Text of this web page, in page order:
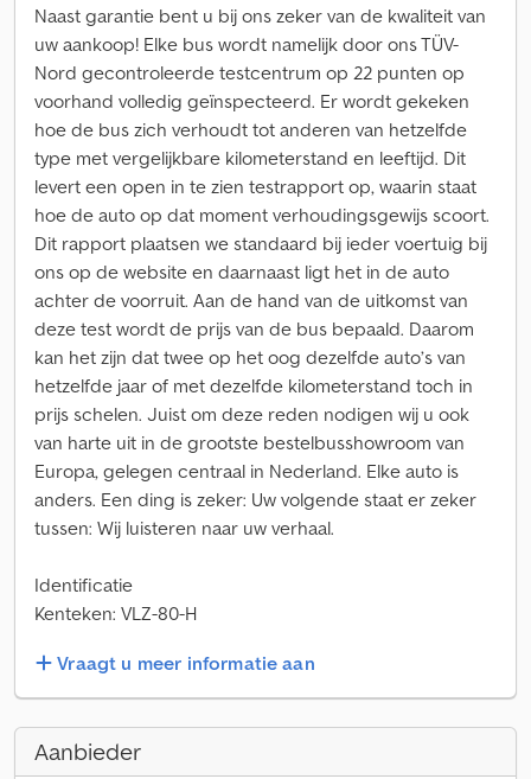
Naast garantie bent u bij ons zeker van de kwaliteit van
uw aankoop! Elke bus wordt namelijk door ons TÜV-
Nord gecontroleerde testcentrum op 22 punten op
voorhand volledig geïnspecteerd. Er wordt gekeken
hoe de bus zich verhoudt tot anderen van hetzelfde
type met vergelijkbare kilometerstand en leeftijd. Dit
levert een open in te zien testrapport op, waarin staat
hoe de auto op dat moment verhoudingsgewijs scoort.
Dit rapport plaatsen we standaard bij ieder voertuig bij
ons op de website en daarnaast ligt het in de auto
achter de voorruit. Aan de hand van de uitkomst van
deze test wordt de prijs van de bus bepaald. Daarom
kan het zijn dat twee op het oog dezelfde auto’s van
hetzelfde jaar of met dezelfde kilometerstand toch in
prijs schelen. Juist om deze reden nodigen wij u ook
van harte uit in de grootste bestelbusshowroom van
Europa, gelegen centraal in Nederland. Elke auto is
anders. Een ding is zeker: Uw volgende staat er zeker
tussen: Wij luisteren naar uw verhaal.
Identificatie
Kenteken: VLZ-80-H
Vraagt u meer informatie aan
Aanbieder